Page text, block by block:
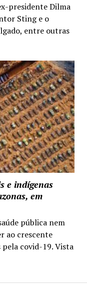
presidente Dilma
Sting e o
entre outras
e indígenas
em
pública nem
ao crescente
covid-19. Vista